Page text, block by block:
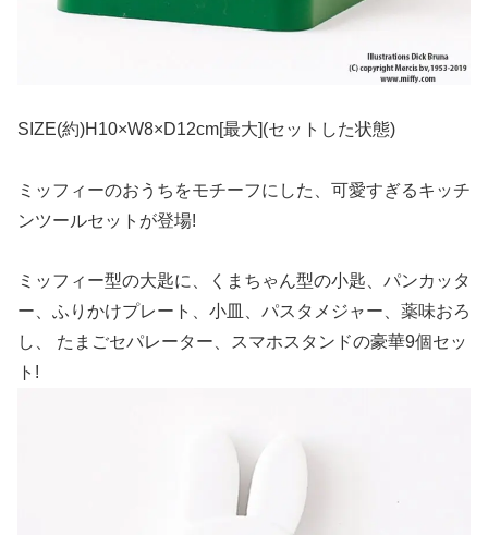
SIZE(約)H10×W8×D12cm[最大](セットした状態)
ミッフィーのおうちをモチーフにした、可愛すぎるキッチ
ンツールセットが登場!
ミッフィー型の大匙に、くまちゃん型の小匙、パンカッタ
ー、ふりかけプレート、小皿、パスタメジャー、薬味おろ
し、 たまごセパレーター、スマホスタンドの豪華9個セッ
ト!